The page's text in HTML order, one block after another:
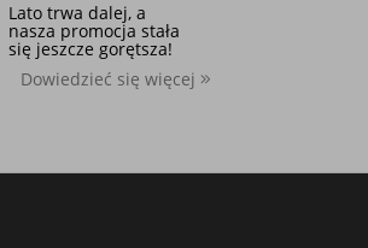
Lato trwa dalej, a
nasza promocja stała
się jeszcze gorętsza!
Dowiedzieć się więcej